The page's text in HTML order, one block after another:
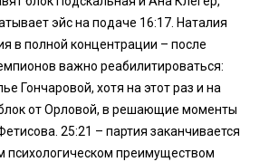
эйс на подаче 16:17. Наталия
в полной концентрации – после
важно реабилитироваться:
Гончаровой, хотя на этот раз и на
от Орловой, в решающие моменты
25:21 – партия заканчивается
психологическом преимуществом